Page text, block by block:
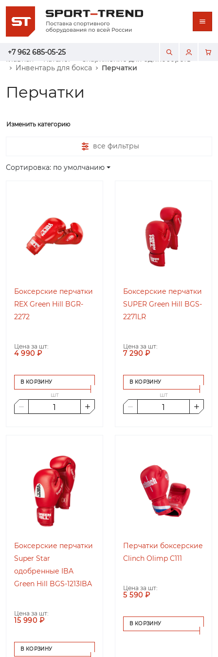
+7 962 685-05-25
Главная Каталог
Снаряжение для единоборств
Инвентарь для бокса
Перчатки
Перчатки
Изменить категорию
все фильтры
Сортировка: по умолчанию
Боксерские перчатки
REX Green Hill BGR-
2272
Цена за шт:
4 990 ₽
В КОРЗИНУ
шт
Боксерские перчатки
SUPER Green Hill BGS-
2271LR
Цена за шт:
7 290 ₽
В КОРЗИНУ
шт
Боксерские перчатки
Super Star
одобренные IBA
Green Hill BGS-1213IBA
Цена за шт:
15 990 ₽
В КОРЗИНУ
Перчатки боксерские
Clinch Olimp C111
Цена за шт:
5 590 ₽
В КОРЗИНУ